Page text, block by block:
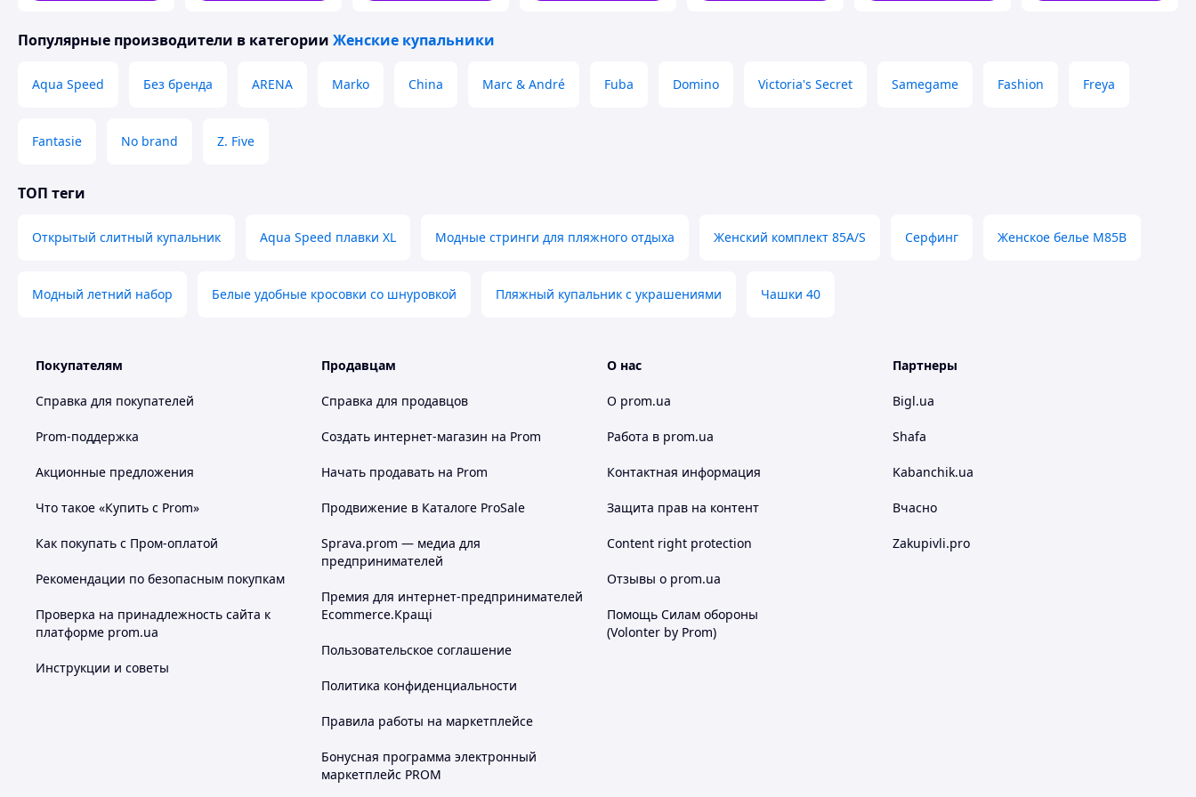
Популярные производители в категории Женские купальники
Aqua Speed Без бренда ARENA Marko China Marc & André Fuba Domino Victoria's Secret Samegame Fashion Freya
Fantasie No brand Z. Five
ТОП теги
Открытый слитный купальник Aqua Speed плавки XL Модные стринги для пляжного отдыха Женский комплект 85A/S Серфинг Женское белье M85B
Модный летний набор Белые удобные кросовки со шнуровкой Пляжный купальник с украшениями Чашки 40
Покупателям
Справка для покупателей
Prom-поддержка
Акционные предложения
Что такое «Купить с Prom»
Как покупать с Пром-оплатой
Рекомендации по безопасным покупкам
Проверка на принадлежность сайта к
платформе prom.ua
Инструкции и советы
Продавцам
Справка для продавцов
Создать интернет-магазин на Prom
Начать продавать на Prom
Продвижение в Каталоге ProSale
Sprava.prom — медиа для
предпринимателей
Премия для интернет-предпринимателей
Ecommerce.Кращі
Пользовательское соглашение
Политика конфиденциальности
Правила работы на маркетплейсе
Бонусная программа электронный
маркетплейс PROM
О нас
О prom.ua
Работа в prom.ua
Контактная информация
Защита прав на контент
Content right protection
Отзывы о prom.ua
Помощь Силам обороны
(Volonter by Prom)
Партнеры
Bigl.ua
Shafa
Kabanchik.ua
Вчасно
Zakupivli.pro